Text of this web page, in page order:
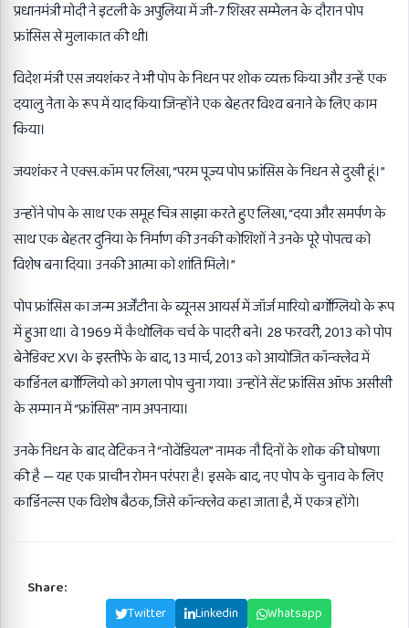
प्रधानमंत्री मोदी ने इटली के अपुलिया में जी-7 शिखर सम्मेलन के दौरान पोप
फ्रांसिस से मुलाकात की थी।
विदेश मंत्री एस जयशंकर ने भी पोप के निधन पर शोक व्यक्त किया और उन्हें एक
दयालु नेता के रूप में याद किया जिन्होंने एक बेहतर विश्व बनाने के लिए काम
किया।
जयशंकर ने एक्स.कॉम पर लिखा, “परम पूज्य पोप फ्रांसिस के निधन से दुखी हूं।”
उन्होंने पोप के साथ एक समूह चित्र साझा करते हुए लिखा, “दया और समर्पण के
साथ एक बेहतर दुनिया के निर्माण की उनकी कोशिशों ने उनके पूरे पोपत्व को
विशेष बना दिया। उनकी आत्मा को शांति मिले।”
पोप फ्रांसिस का जन्म अर्जेंटीना के ब्यूनस आयर्स में जॉर्ज मारियो बर्गोग्लियो के रूप
में हुआ था। वे 1969 में कैथोलिक चर्च के पादरी बने। 28 फरवरी, 2013 को पोप
बेनेडिक्ट XVI के इस्तीफे के बाद, 13 मार्च, 2013 को आयोजित कॉन्क्लेव में
कार्डिनल बर्गोग्लियो को अगला पोप चुना गया। उन्होंने सेंट फ्रांसिस ऑफ असीसी
के सम्मान में “फ्रांसिस” नाम अपनाया।
उनके निधन के बाद वेटिकन ने “नोवेंडियल” नामक नौ दिनों के शोक की घोषणा
की है — यह एक प्राचीन रोमन परंपरा है। इसके बाद, नए पोप के चुनाव के लिए
कार्डिनल्स एक विशेष बैठक, जिसे कॉन्क्लेव कहा जाता है, में एकत्र होंगे।
Share:
Twitter Linkedin Whatsapp